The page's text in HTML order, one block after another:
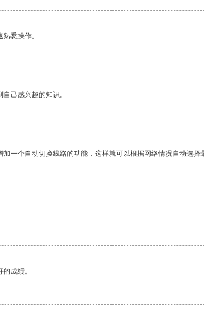
悉操作。
己感兴趣的知识。
一个自动切换线路的功能，这样就可以根据网络情况自动选择
成绩。